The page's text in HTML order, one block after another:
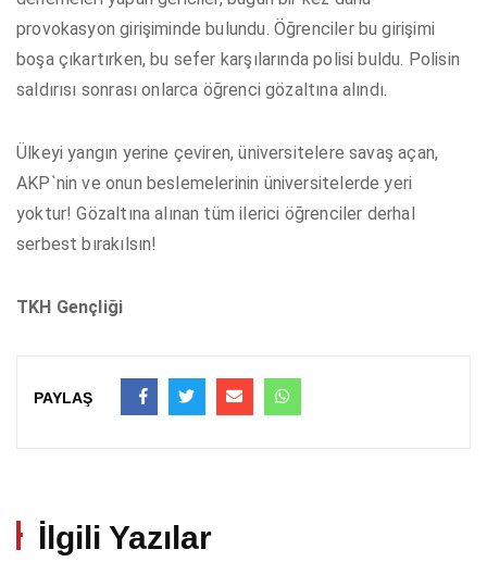
provokasyon girişiminde bulundu. Öğrenciler bu girişimi
boşa çıkartırken, bu sefer karşılarında polisi buldu. Polisin
saldırısı sonrası onlarca öğrenci gözaltına alındı.
Ülkeyi yangın yerine çeviren, üniversitelere savaş açan,
AKP`nin ve onun beslemelerinin üniversitelerde yeri
yoktur! Gözaltına alınan tüm ilerici öğrenciler derhal
serbest bırakılsın!
TKH Gençliği
PAYLAŞ
İlgili Yazılar